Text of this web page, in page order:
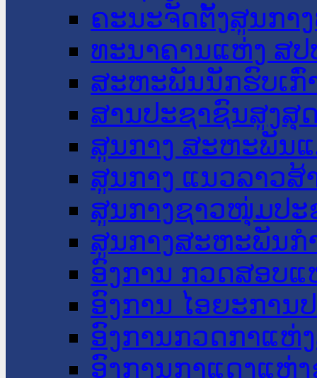
ຄະນະຈັດຕັ້ງສູນກາ
ທະນາຄານແຫ່ງ ສປ
ສະຫະພັນນັກຮົບເກົ່
ສານປະຊາຊົນສູງສຸ
ສູນກາງ ສະຫະພັນ
ສູນກາງ ແນວລາວສ້
ສູນກາງຊາວໜຸ່ມປະ
ສູນກາງສະຫະພັນກ
ອົງການ ກວດສອບແ
ອົງການ ໄອຍະການ
ອົງການກວດກາແຫ່
ອົງການກາແດງແຫ່